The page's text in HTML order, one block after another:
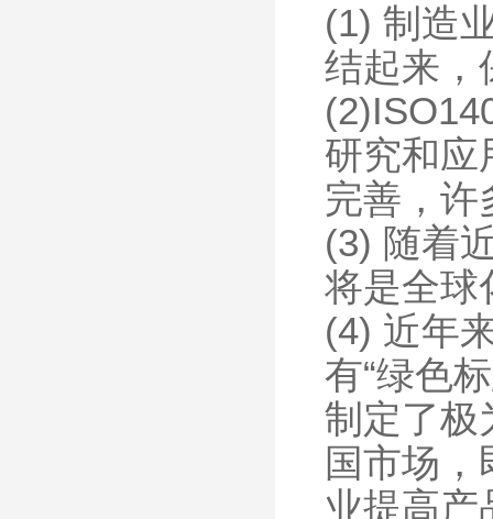
(1) 制造
结起来，
研究和应
完善，许
(3) 随着
将是全球
(4) 近年
有“绿色
制定了极
国市场，
业提高产